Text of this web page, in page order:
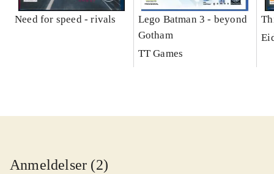
Need for speed - rivals
Lego Batman 3 - beyond
Gotham
TT Games
Anmeldelser (2)